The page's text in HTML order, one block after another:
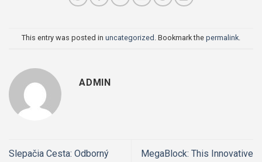
This entry was posted in uncategorized . Bookmark the permalink.
ADMIN
Slepačia Cesta: Odborný
MegaBlock: This Innovative